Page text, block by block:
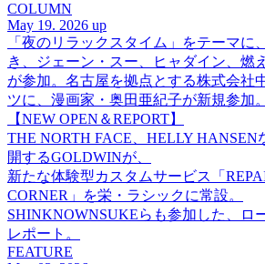
COLUMN
May 19. 2026 up
「夜のリラックスタイム」をテーマに
き、ジェーン・スー、ヒャダイン、燃
が参加。名古屋を拠点とする株式会社
ツに、漫画家・奥田亜紀子が新規参加。
【NEW OPEN＆REPORT】
THE NORTH FACE、HELLY HANSEN
開するGOLDWINが、
新たな体験型カスタムサービス「
CORNER」を栄・ラシックに常設。
SHINKNOWNSUKEらも参加した、ロ
レポート。
FEATURE